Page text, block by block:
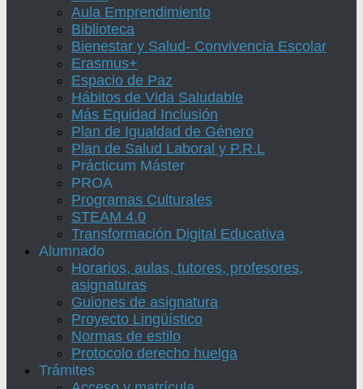
Aula Emprendimiento
Biblioteca
Bienestar y Salud- Convivencia Escolar
Erasmus+
Espacio de Paz
Hábitos de Vida Saludable
Más Equidad Inclusión
Plan de Igualdad de Género
Plan de Salud Laboral y P.R.L
Prácticum Máster
PROA
Programas Culturales
STEAM 4.0
Transformación Digital Educativa
Alumnado
Horarios, aulas, tutores, profesores,
asignaturas
Guiones de asignatura
Proyecto Lingüístico
Normas de estilo
Protocolo derecho huelga
Trámites